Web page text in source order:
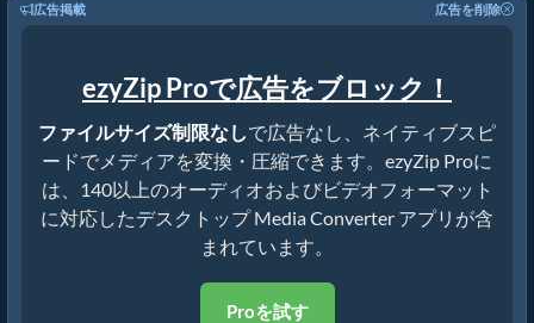
広告掲載 広告を削除
ezyZip Proで広告をブロック！
ファイルサイズ制限なしで広告なし、ネイティブスピ
ードでメディアを変換・圧縮できます。ezyZip Proに
は、140以上のオーディオおよびビデオフォーマット
に対応したデスクトップ Media Converter アプリが含
まれています。
Proを試す